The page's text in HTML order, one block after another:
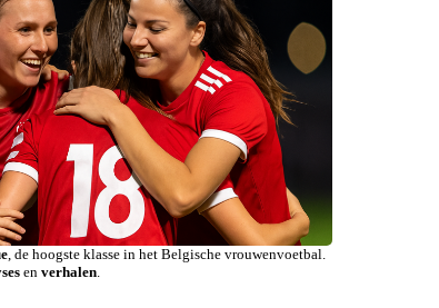
, de hoogste klasse in het Belgische vrouwenvoetbal.
en verhalen.